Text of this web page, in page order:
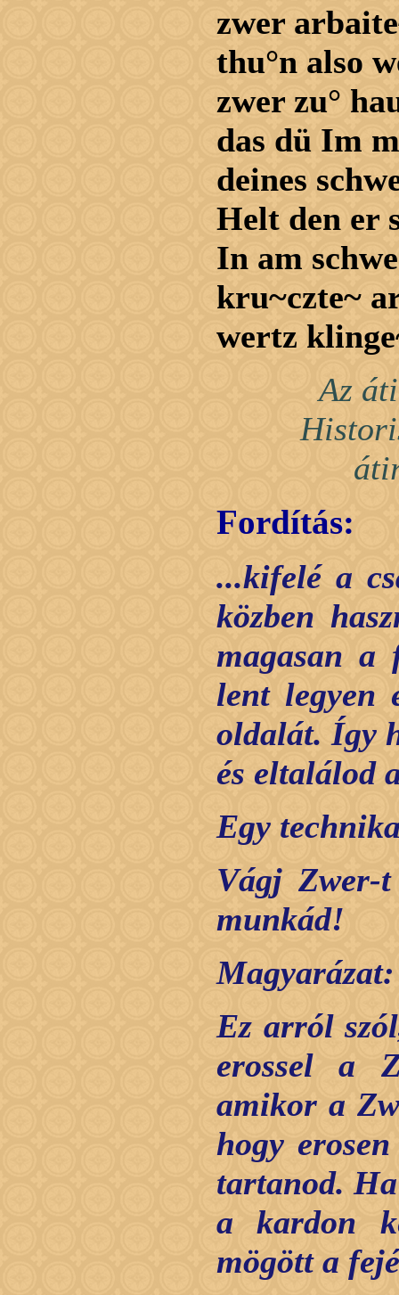
zwer
thu°n also
zwer zu°
das dü Im
deines
Helt den er
In am
kru~czte~
wertz
Az
Fordítás:
...kifelé a
közben
magasan a
lent legyen
oldalát. Így
és eltalálod
Egy
Vágj Zwer-
munkád!
Magyarázat:
Ez arról
erossel a
amikor a
hogy
tartanod.
a kardon
mögött a